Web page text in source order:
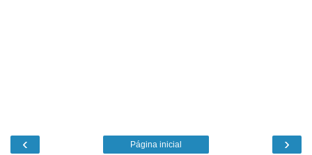
‹ ›
Página inicial